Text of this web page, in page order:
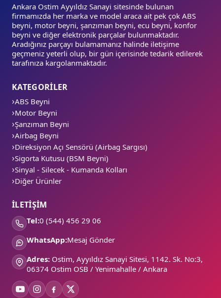
Ankara Ostim Ayyıldız Sanayi sitesinde bulunan
firmamızda her marka ve model araca ait pek çok ABS
beyni, motor beyni, şanzıman beyni, ecu beyni, konfor
beyni ve diğer elektronik parçalar bulunmaktadır.
Aradığınız parçayı bulamamanız halinde iletişime
geçmeniz yeterli olup, bir gün içerisinde tedarik edilerek
tarafınıza kargolanmaktadır.
KATEGORİLER
ABS Beyni
Motor Beyni
Şanzıman Beyni
Airbag Beyni
Direksiyon Açı Sensörü (Airbag Sargısı)
Sigorta Kutusu (BSM Beyni)
Sinyal - Silecek - Kumanda Kolları
Diğer Ürünler
İLETİŞİM
Tel:0 (544) 456 29 06
WhatsApp:Mesaj Gönder
Adres: Ostim, Ayyıldız Sanayi Sitesi, 1142. Sk. No:3,
06374 Ostim OSB / Yenimahalle / Ankara